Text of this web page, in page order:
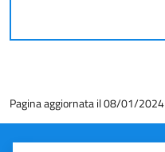
Pagina aggiornata il 08/01/2024